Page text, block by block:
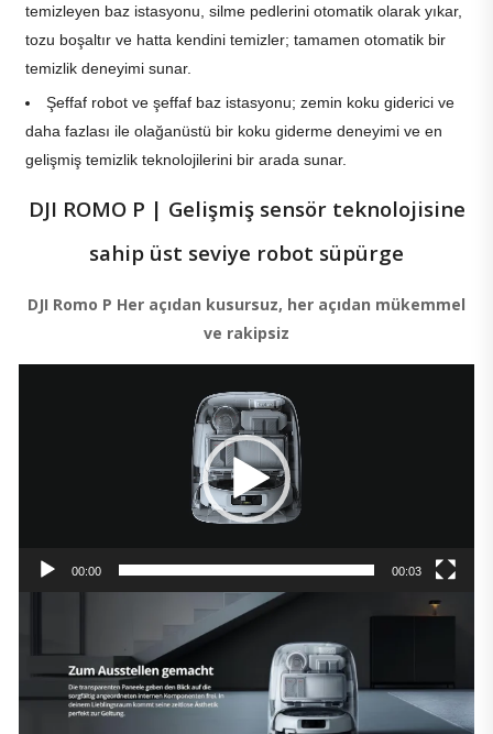
temizleyen baz istasyonu, silme pedlerini otomatik olarak yıkar,
tozu boşaltır ve hatta kendini temizler; tamamen otomatik bir
temizlik deneyimi sunar.
Şeffaf robot ve şeffaf baz istasyonu; zemin koku giderici ve
daha fazlası ile olağanüstü bir koku giderme deneyimi ve en
gelişmiş temizlik teknolojilerini bir arada sunar.
DJI ROMO P | Gelişmiş sensör teknolojisine
sahip üst seviye robot süpürge
DJI Romo P Her açıdan kusursuz, her açıdan mükemmel
ve rakipsiz
00:00 00:03